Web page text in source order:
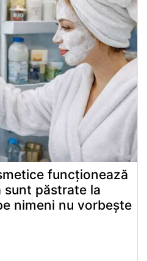
funcționează
sunt păstrate la
nimeni nu vorbește